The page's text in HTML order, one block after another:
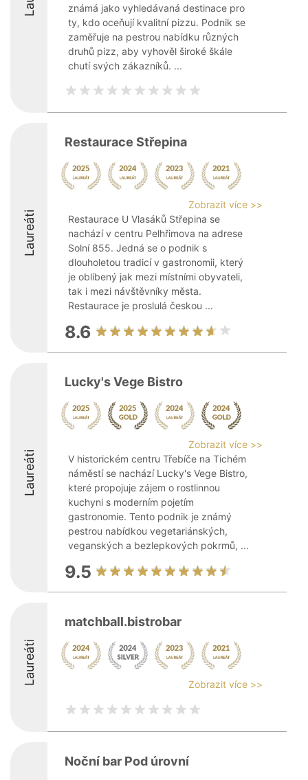
známá jako vyhledávaná destinace pro
ty, kdo oceňují kvalitní pizzu. Podnik se
zaměřuje na pestrou nabídku různých
druhů pizz, aby vyhověl široké škále
chutí svých zákazníků. ...
Laureáti
Restaurace Střepina
Zobrazit více >>
Restaurace U Vlasáků Střepina se
nachází v centru Pelhřimova na adrese
Solní 855. Jedná se o podnik s
dlouholetou tradicí v gastronomii, který
je oblíbený jak mezi místními obyvateli,
tak i mezi návštěvníky města.
Restaurace je proslulá českou ...
8.6
Laureáti
Lucky's Vege Bistro
Zobrazit více >>
V historickém centru Třebíče na Tichém
náměstí se nachází Lucky's Vege Bistro,
které propojuje zájem o rostlinnou
kuchyni s moderním pojetím
gastronomie. Tento podnik je známý
pestrou nabídkou vegetariánských,
veganských a bezlepkových pokrmů, ...
9.5
Laureáti
matchball.bistrobar
Zobrazit více >>
Noční bar Pod úrovní